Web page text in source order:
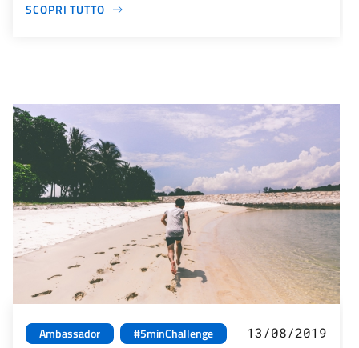
SCOPRI TUTTO
Ambassador
#5minChallenge
13/08/2019